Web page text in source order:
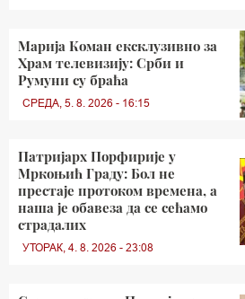
Марија Коман ексклузивно за
Храм телевизију: Срби и
Румуни су браћа
СРЕДА, 5. 8. 2026 - 16:15
Патријарх Порфирије у
Мркоњић Граду: Бол не
престаје протоком времена, а
наша је обавеза да се сећамо
страдалих
УТОРАК, 4. 8. 2026 - 23:08